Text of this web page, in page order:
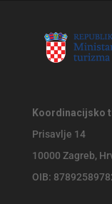
Koordinacijsko
Prisavlje 14
10000 Zagreb,
OIB: